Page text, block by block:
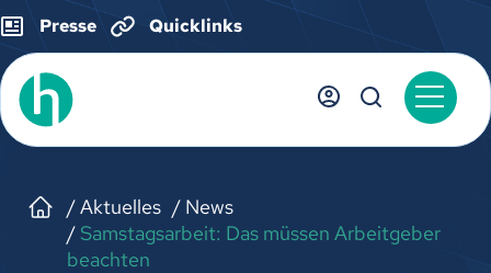
Presse Quicklinks
Aktuelles
News
Samstagsarbeit: Das müssen Arbeitgeber
beachten